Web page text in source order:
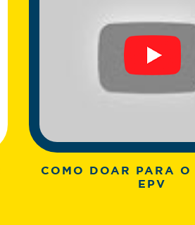
COMO DOAR PARA O
EPV